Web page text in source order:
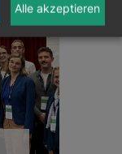
Alle akzeptieren